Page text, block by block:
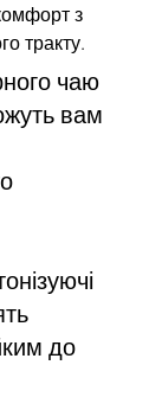
з
тракту.
чаю
вам
до